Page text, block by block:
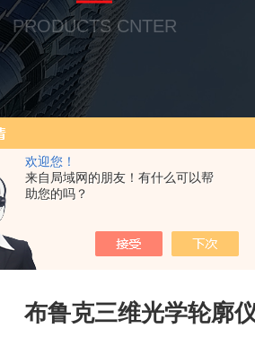
欢迎您！
来自局域网的朋友！有什么可以帮
助您的吗？
PRODUCTS CNTER
产品中心
布鲁克三维光学轮廓